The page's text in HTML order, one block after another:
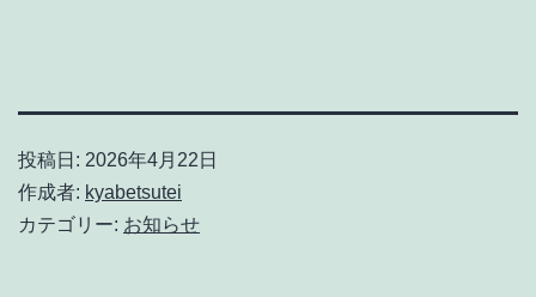
投稿日: 2026年4月22日
作成者: kyabetsutei
カテゴリー: お知らせ